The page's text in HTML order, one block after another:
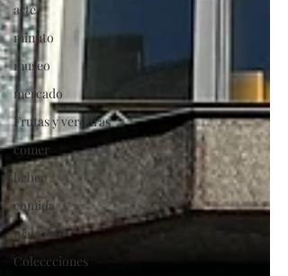
arte
minuto
museo
mercado
Frutas y verduras
comer
beber
comida
mansión
Coleccciones